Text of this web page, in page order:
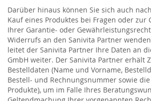
Darüber hinaus können Sie sich auch
Kauf eines Produktes bei Fragen oder zur
Ihrer Garantie- oder
Widerrufs an den Sanivita Partner
leitet der Sanivita Partner Ihre Daten an
GmbH weiter. Der Sanivita Partner erhält
Bestelldaten (Name und Vorname,
Bestell- und Rechnungsnummer sowie
Produkte), um im Falle Ihres